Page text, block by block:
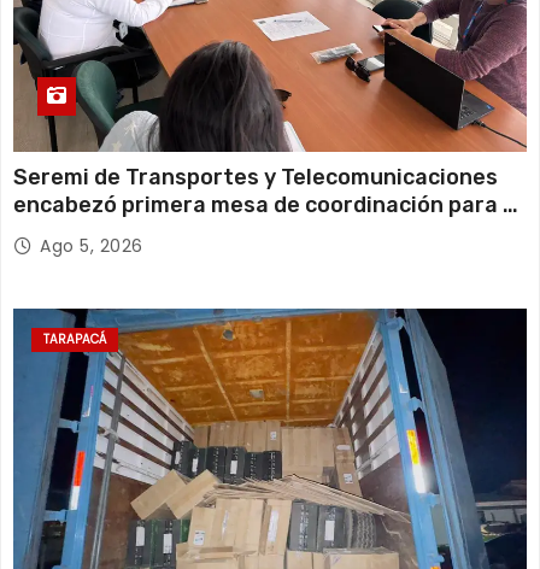
Seremi de Transportes y Telecomunicaciones
encabezó primera mesa de coordinación para el
retiro de cables en desuso en Iquique
Ago 5, 2026
TARAPACÁ